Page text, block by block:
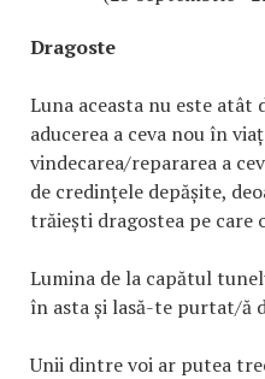
Dragoste
Luna aceasta nu este atât
aducerea a ceva nou în
vindecarea/repararea a
de credințele depășite,
trăiești dragostea pe care
Lumina de la capătul
în asta și lasă-te purtat/ă
Unii dintre voi ar putea